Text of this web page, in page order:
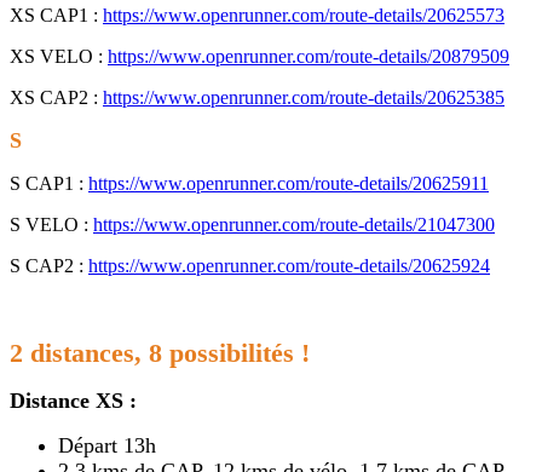
XS CAP1 : https://www.openrunner.com/route-details/20625573
XS VELO : https://www.openrunner.com/route-details/20879509
XS CAP2 : https://www.openrunner.com/route-details/20625385
S
S CAP1 : https://www.openrunner.com/route-details/20625911
S VELO : https://www.openrunner.com/route-details/21047300
S CAP2 : https://www.openrunner.com/route-details/20625924
2 distances, 8 possibilités !
Distance XS :
Départ 13h